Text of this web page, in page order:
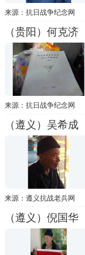
来源：抗日战争纪念网
（贵阳）何克济
来源：抗日战争纪念网
（遵义）吴希成
来源：遵义抗战老兵网
（遵义）倪国华